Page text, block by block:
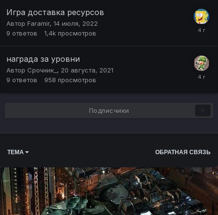
Игра доставка ресурсов
Автор Faramir, 14 июля, 2022
9 ответов 1,4k просмотров
награда за уровни
Автор Срочник_ , 20 августа, 2021
9 ответов 958 просмотров
Подписчики 0
ТЕМА ОБРАТНАЯ СВЯЗЬ